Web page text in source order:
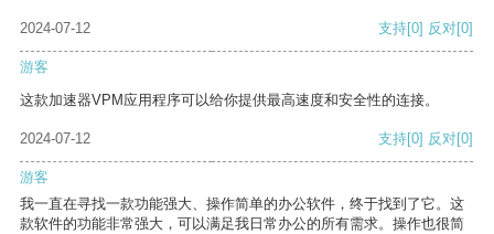
2024-07-12 支持[0] 反对[0]
游客
这款加速器VPM应用程序可以给你提供最高速度和安全性的连接。
2024-07-12 支持[0] 反对[0]
游客
我一直在寻找一款功能强大、操作简单的办公软件，终于找到了它。这
款软件的功能非常强大，可以满足我日常办公的所有需求。操作也很简